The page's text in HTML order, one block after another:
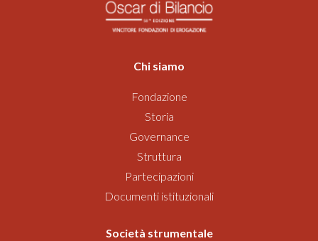
Chi siamo
Fondazione
Storia
Governance
Struttura
Partecipazioni
Documenti istituzionali
Società strumentale